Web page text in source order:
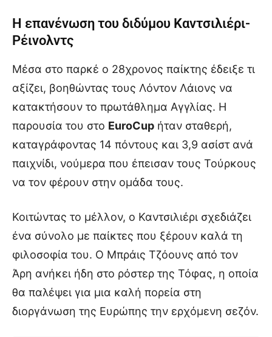
Η επανένωση του διδύμου Καντσιλιέρι-
Ρέινολντς
Μέσα στο παρκέ ο 28χρονος παίκτης έδειξε τι
αξίζει, βοηθώντας τους Λόντον Λάιονς να
κατακτήσουν το πρωτάθλημα Αγγλίας. Η
παρουσία του στο EuroCup ήταν σταθερή,
καταγράφοντας 14 πόντους και 3,9 ασίστ ανά
παιχνίδι, νούμερα που έπεισαν τους Τούρκους
να τον φέρουν στην ομάδα τους.
Κοιτώντας το μέλλον, ο Καντσιλιέρι σχεδιάζει
ένα σύνολο με παίκτες που ξέρουν καλά τη
φιλοσοφία του. Ο Μπράις Τζόουνς από τον
Άρη ανήκει ήδη στο ρόστερ της Τόφας, η οποία
θα παλέψει για μια καλή πορεία στη
διοργάνωση της Ευρώπης την ερχόμενη σεζόν.